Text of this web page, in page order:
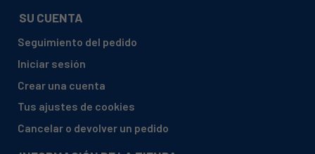
SU CUENTA
Seguimiento del pedido
Iniciar sesión
Crear una cuenta
Tus ajustes de cookies
Cancelar o devolver un pedido